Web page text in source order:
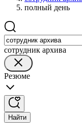
полный день
сотрудник архива
Резюме
Найти